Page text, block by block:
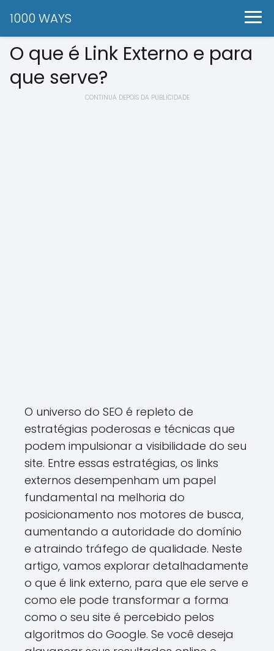
1000 WAYS
O que é Link Externo e para
que serve?
CONTINUA DEPOIS DA PUBLICIDADE
O universo do SEO é repleto de
estratégias poderosas e técnicas que
podem impulsionar a visibilidade do seu
site. Entre essas estratégias, os links
externos desempenham um papel
fundamental na melhoria do
posicionamento nos motores de busca,
aumentando a autoridade do domínio
e atraindo tráfego de qualidade. Neste
artigo, vamos explorar detalhadamente
o que é link externo, para que ele serve e
como ele pode transformar a forma
como o seu site é percebido pelos
algoritmos do Google. Se você deseja